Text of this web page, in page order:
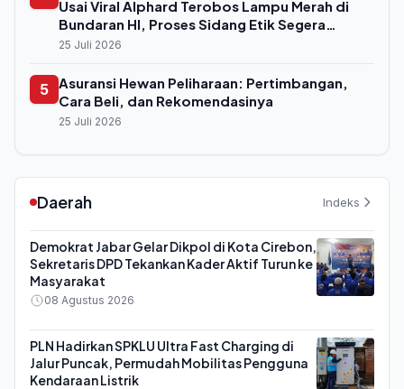
Usai Viral Alphard Terobos Lampu Merah di
Bundaran HI, Proses Sidang Etik Segera
Digelar
25 Juli 2026
5 Asuransi Hewan Peliharaan: Pertimbangan,
Cara Beli, dan Rekomendasinya
25 Juli 2026
Daerah Indeks
Demokrat Jabar Gelar Dikpol di Kota Cirebon,
Sekretaris DPD Tekankan Kader Aktif Turun ke
Masyarakat
08 Agustus 2026
PLN Hadirkan SPKLU Ultra Fast Charging di
Jalur Puncak, Permudah Mobilitas Pengguna
Kendaraan Listrik